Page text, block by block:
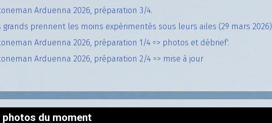
Arduenna 2026, préparation 3/4.
grands prennent les moins expérimentés sous leurs ailes (29 mars 2026)
Arduenna 2026, préparation 1/4 => photos et débrief'.
Arduenna 2026, préparation 2/4 => mise à jour
photos du moment